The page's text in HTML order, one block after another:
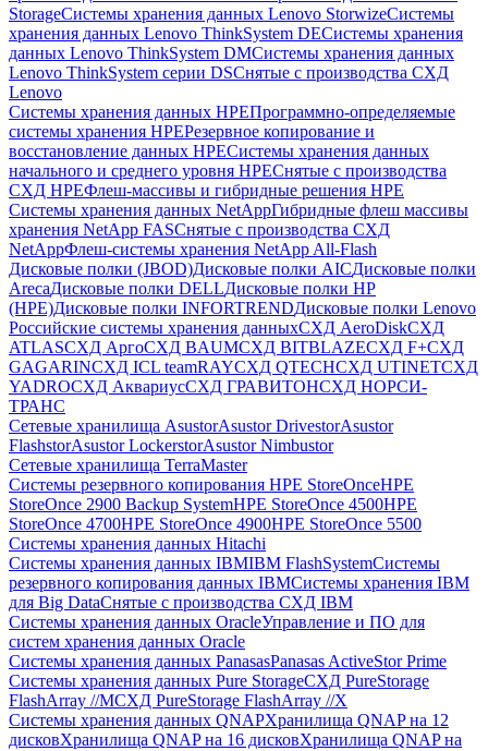
StorageСистемы хранения данных Lenovo StorwizeСистемы
хранения данных Lenovo ThinkSystem DEСистемы хранения
данных Lenovo ThinkSystem DMСистемы хранения данных
Lenovo ThinkSystem серии DSСнятые с производства СХД
Lenovo
Системы хранения данных HPEПрограммно-определяемые
системы хранения HPEРезервное копирование и
восстановление данных HPEСистемы хранения данных
начального и среднего уровня HPEСнятые с производства
СХД HPEФлеш-массивы и гибридные решения HPE
Cистемы хранения данных NetAppГибридные флеш массивы
хранения NetApp FASСнятые с производства СХД
NetAppФлеш-системы хранения NetApp All-Flash
Дисковые полки (JBOD)Дисковые полки AICДисковые полки
ArecaДисковые полки DELLДисковые полки HP
(HPE)Дисковые полки INFORTRENDДисковые полки Lenovo
Российские системы хранения данныхСХД AeroDiskСХД
ATLASСХД AргоСХД BAUMСХД BITBLAZEСХД F+СХД
GAGARINСХД ICL teamRAYСХД QTECHСХД UTINETСХД
YADROСХД АквариусСХД ГРАВИТОНСХД НОРСИ-
ТРАНС
Сетевые хранилища AsustorAsustor DrivestorAsustor
FlashstorAsustor LockerstorAsustor Nimbustor
Сетевые хранилища TerraMaster
Системы резервного копирования HPE StoreOnceHPE
StoreOnce 2900 Backup SystemHPE StoreOnce 4500HPE
StoreOnce 4700HPE StoreOnce 4900HPE StoreOnce 5500
Системы хранения данных Hitachi
Системы хранения данных IBMIBM FlashSystemСистемы
резервного копирования данных IBMСистемы хранения IBM
для Big DataСнятые с производства СХД IBM
Системы хранения данных OracleУправление и ПО для
систем хранения данных Oracle
Системы хранения данных PanasasPanasas ActiveStor Prime
Системы хранения данных Pure StorageСХД PureStorage
FlashArray //MСХД PureStorage FlashArray //X
Системы хранения данных QNAPХранилища QNAP на 12
дисковХранилища QNAP на 16 дисковХранилища QNAP на